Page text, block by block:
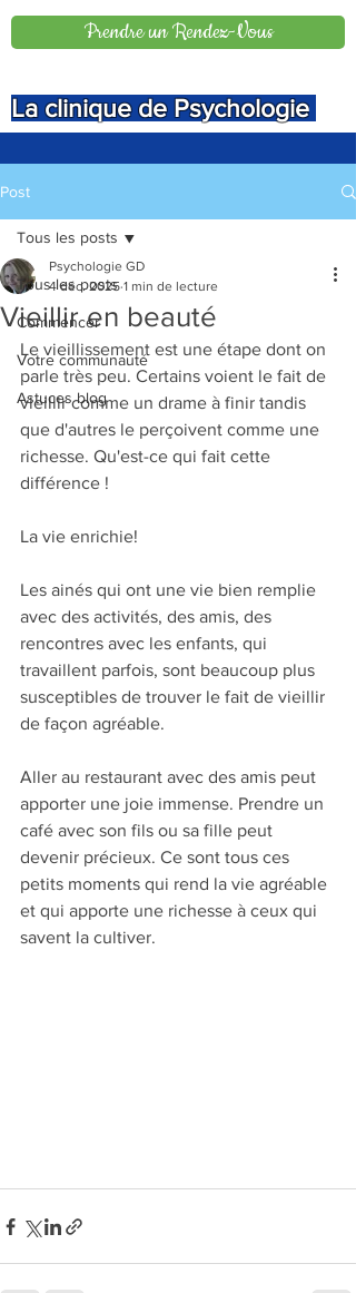
Prendre un Rendez-Vous
La clinique de Psychologie
Post
Tous les posts
Commencer
Votre communauté
Astuces blog
Tous les posts
Vieillir en beauté
Psychologie GD
4 déc. 2025 1 min de lecture
Le vieillissement est une étape dont on
parle très peu. Certains voient le fait de
vieillir comme un drame à finir tandis
que d'autres le perçoivent comme une
richesse. Qu'est-ce qui fait cette
différence !
La vie enrichie!
Les ainés qui ont une vie bien remplie
avec des activités, des amis, des
rencontres avec les enfants, qui
travaillent parfois, sont beaucoup plus
susceptibles de trouver le fait de vieillir
de façon agréable.
Aller au restaurant avec des amis peut
apporter une joie immense. Prendre un
café avec son fils ou sa fille peut
devenir précieux. Ce sont tous ces
petits moments qui rend la vie agréable
et qui apporte une richesse à ceux qui
savent la cultiver.